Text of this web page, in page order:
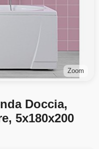
Zoom
Doccia,
5x180x200